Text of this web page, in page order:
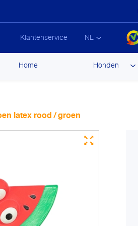
Klantenservice NL
Home Honden
latex rood / groen